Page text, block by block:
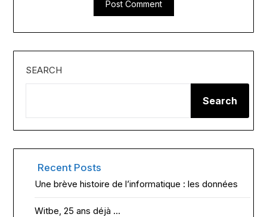
SEARCH
Search
Recent Posts
Une brève histoire de l’informatique : les données
Witbe, 25 ans déjà …